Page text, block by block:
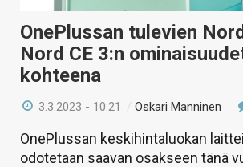
OnePlussan tulevien
Nord CE 3:n
kohteena
3.3.2023 - 10:21 /Oskari Manninen
OnePlussan keskihintaluokan
odotetaan saavan osakseen tänä